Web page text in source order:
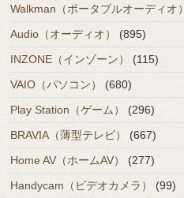
Walkman（ポータブルオーディオ）
Audio（オーディオ）
(895)
INZONE（インゾーン）
(115)
VAIO（パソコン）
(680)
Play Station（ゲーム）
(296)
BRAVIA（薄型テレビ）
(667)
Home AV（ホームAV）
(277)
Handycam（ビデオカメラ）
(99)